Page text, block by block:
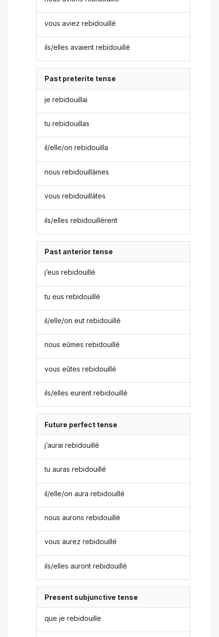
vous aviez rebidouillé
ils/elles avaient rebidouillé
Past preterite tense
je rebidouillai
tu rebidouillas
il/elle/on rebidouilla
nous rebidouillâmes
vous rebidouillâtes
ils/elles rebidouillèrent
Past anterior tense
j’eus rebidouillé
tu eus rebidouillé
il/elle/on eut rebidouillé
nous eûmes rebidouillé
vous eûtes rebidouillé
ils/elles eurent rebidouillé
Future perfect tense
j’aurai rebidouillé
tu auras rebidouillé
il/elle/on aura rebidouillé
nous aurons rebidouillé
vous aurez rebidouillé
ils/elles auront rebidouillé
Present subjunctive tense
que je rebidouille